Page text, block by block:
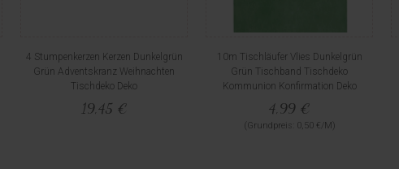
4 Stumpenkerzen Kerzen Dunkelgrün
Grün Adventskranz Weihnachten
Tischdeko Deko
19,45 €
10m Tischläufer Vlies Dunkelgrün
Grün Tischband Tischdeko
Kommunion Konfirmation Deko
4,99 €
(Grundpreis: 0,50 €/M)